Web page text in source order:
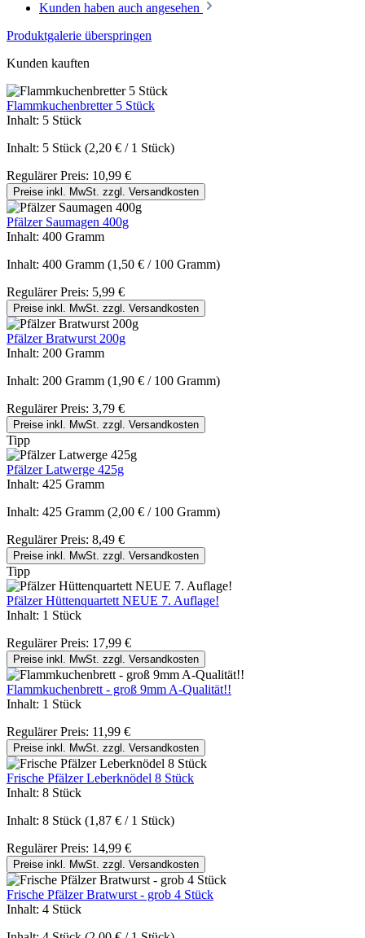
Kunden haben auch angesehen
Produktgalerie überspringen
Kunden kauften
Flammkuchenbretter 5 Stück
Inhalt: 5 Stück
Inhalt: 5 Stück (2,20 € / 1 Stück)
Regulärer Preis: 10,99 €
Preise inkl. MwSt. zzgl. Versandkosten
Pfälzer Saumagen 400g
Inhalt: 400 Gramm
Inhalt: 400 Gramm (1,50 € / 100 Gramm)
Regulärer Preis: 5,99 €
Preise inkl. MwSt. zzgl. Versandkosten
Pfälzer Bratwurst 200g
Inhalt: 200 Gramm
Inhalt: 200 Gramm (1,90 € / 100 Gramm)
Regulärer Preis: 3,79 €
Preise inkl. MwSt. zzgl. Versandkosten
Tipp
Pfälzer Latwerge 425g
Inhalt: 425 Gramm
Inhalt: 425 Gramm (2,00 € / 100 Gramm)
Regulärer Preis: 8,49 €
Preise inkl. MwSt. zzgl. Versandkosten
Tipp
Pfälzer Hüttenquartett NEUE 7. Auflage!
Inhalt: 1 Stück
Regulärer Preis: 17,99 €
Preise inkl. MwSt. zzgl. Versandkosten
Flammkuchenbrett - groß 9mm A-Qualität!!
Inhalt: 1 Stück
Regulärer Preis: 11,99 €
Preise inkl. MwSt. zzgl. Versandkosten
Frische Pfälzer Leberknödel 8 Stück
Inhalt: 8 Stück
Inhalt: 8 Stück (1,87 € / 1 Stück)
Regulärer Preis: 14,99 €
Preise inkl. MwSt. zzgl. Versandkosten
Frische Pfälzer Bratwurst - grob 4 Stück
Inhalt: 4 Stück